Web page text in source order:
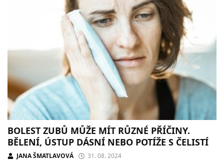
BOLEST ZUBŮ MŮŽE MÍT RŮZNÉ PŘÍČINY.
BĚLENÍ, ÚSTUP DÁSNÍ NEBO POTÍŽE S ČELISTÍ
JANA ŠMATLAVOVÁ 31. 08. 2024